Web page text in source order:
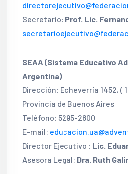
Secretario: Prof. Lic.
SEAA (Sistema Educativo
Argentina)
Dirección: Echeverría 1452, (
Provincia de Buenos Aires
Teléfono: 5295-2800
E-mail:
Director Ejecutivo : Lic.
Asesora Legal: Dra. Ruth